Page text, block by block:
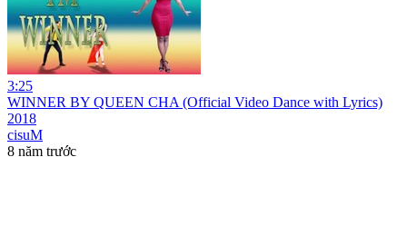
3:25
WINNER BY QUEEN CHA (Official Video Dance with Lyrics)
2018
cisuM
8 năm trước